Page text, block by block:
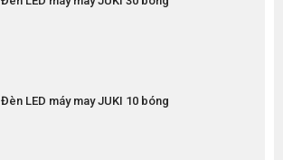
Đèn LED máy may JUKI 10 bóng